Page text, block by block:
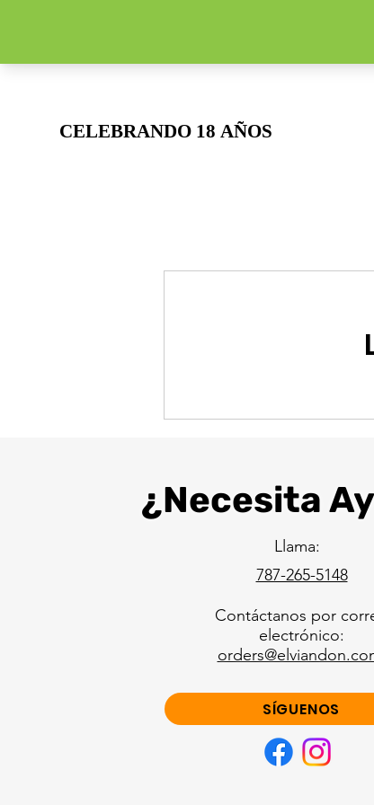
CELEBRANDO 18 AÑOS
CELEBRANDO 18 AÑOS
¿Necesita
Llama:
787-265-5148
Contáctanos por
electrónico:
SÍGUENOS